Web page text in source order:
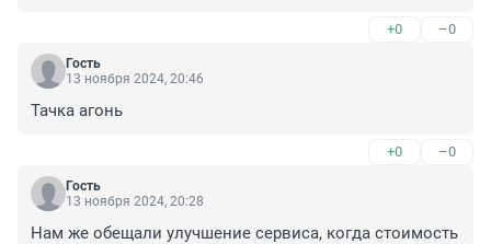
повышению безопасной перевозки пассажиров
Автобус на линии работает пока не сломается.
Экономия на запчастях плановом техническом
обслуживается маршрут пренебрежением культуры
доход отдельными лицами в свои личные карманы
будто они работают в негосударстве.
+0 –0
Гость
13 ноября 2024, 20:46
Тачка агонь
+0 –0
Гость
13 ноября 2024, 20:28
Нам же обещали улучшение сервиса, когда стоимость